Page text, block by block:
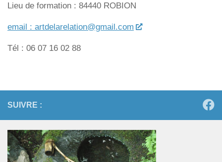
Lieu de formation : 84440 ROBION
email : artdelarelation@gmail.com
Tél : 06 07 16 02 88
SUIVRE :